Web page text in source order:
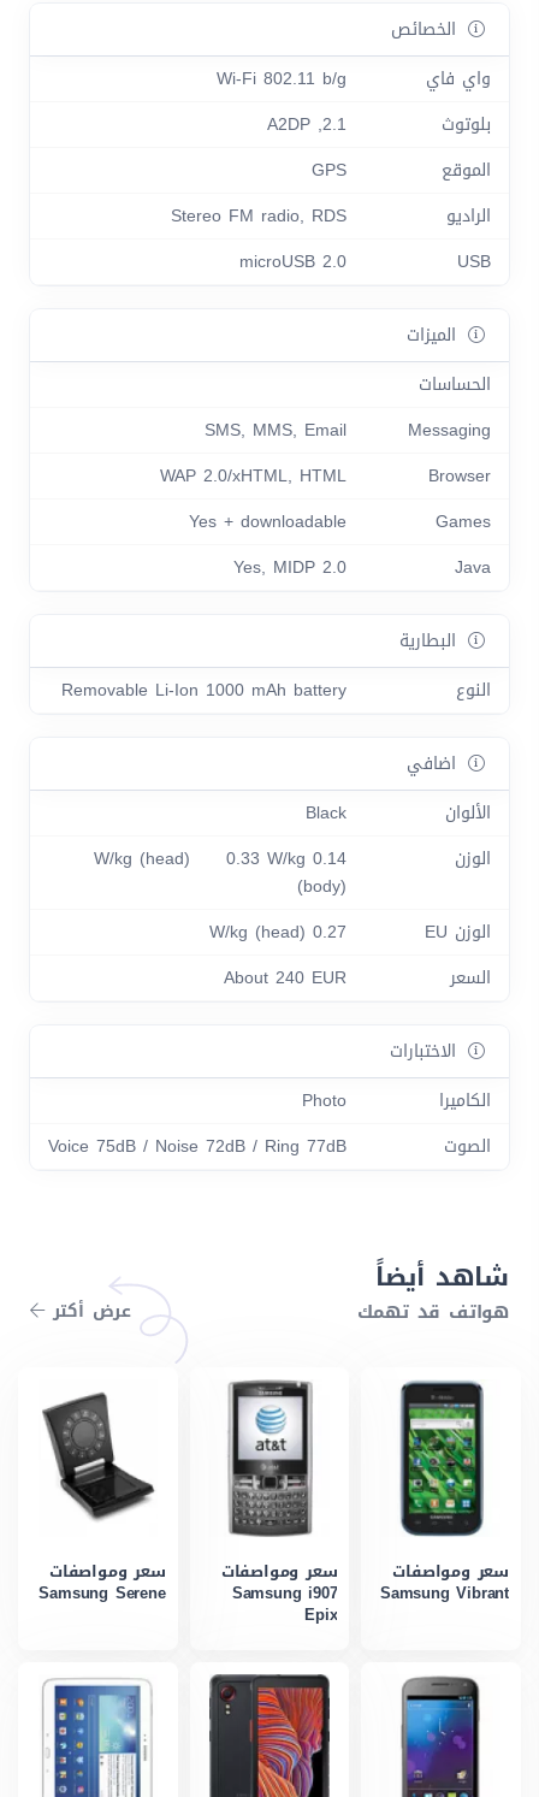
الخصائص
واي فاي
Wi-Fi 802.11 b/g
بلوتوث
2.1, A2DP
الموقع
GPS
الراديو
Stereo FM radio, RDS
USB
microUSB 2.0
الميزات
الحساسات
Messaging
SMS, MMS, Email
Browser
WAP 2.0/xHTML, HTML
Games
Yes + downloadable
Java
Yes, MIDP 2.0
البطارية
النوع
Removable Li-Ion 1000 mAh battery
اضافي
الألوان
Black
الوزن
0.14 W/kg (head) 0.33 W/kg
(body)
الوزن EU
0.27 W/kg (head)
السعر
About 240 EUR
الاختبارات
الكاميرا
Photo
الصوت
Voice 75dB / Noise 72dB / Ring 77dB
شاهد أيضاً
هواتف قد تهمك عرض أكتر
سعر ومواصفات
Samsung Vibrant
سعر ومواصفات
Samsung i907
Epix
سعر ومواصفات
Samsung Serene